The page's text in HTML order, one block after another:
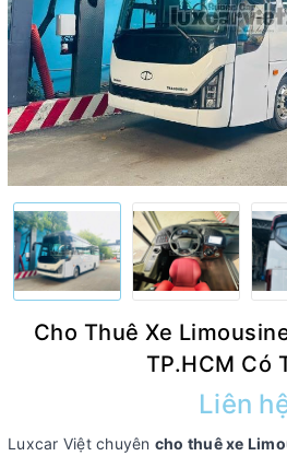
Cho Thuê Xe
TP.HCM Có
Liên
Luxcar Việt chuyên cho thuê xe